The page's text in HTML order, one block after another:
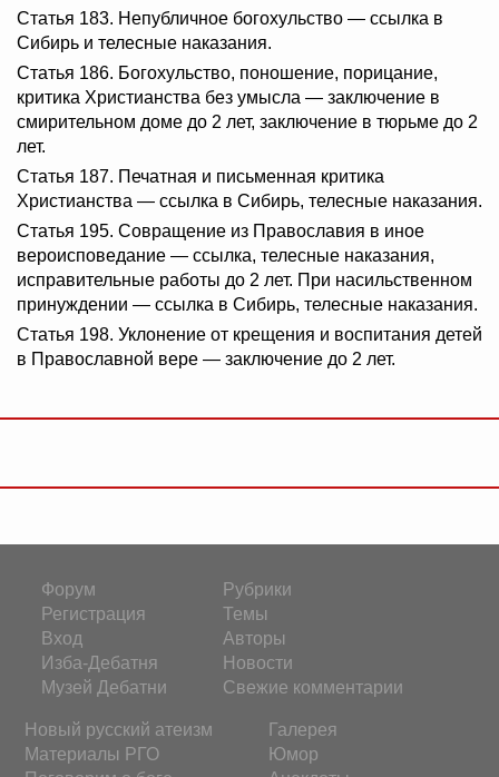
Статья 183. Непубличное богохульство — ссылка в
Сибирь и телесные наказания.
Статья 186. Богохульство, поношение, порицание,
критика Христианства без умысла — заключение в
смирительном доме до 2 лет, заключение в тюрьме до 2
лет.
Статья 187. Печатная и письменная критика
Христианства — ссылка в Сибирь, телесные наказания.
Статья 195. Совращение из Православия в иное
вероисповедание — ссылка, телесные наказания,
исправительные работы до 2 лет. При насильственном
принуждении — ссылка в Сибирь, телесные наказания.
Статья 198. Уклонение от крещения и воспитания детей
в Православной вере — заключение до 2 лет.
Форум
Регистрация
Вход
Изба-Дебатня
Музей Дебатни
Рубрики
Темы
Авторы
Новости
Свежие комментарии
Новый русский атеизм
Материалы РГО
Галерея
Юмор